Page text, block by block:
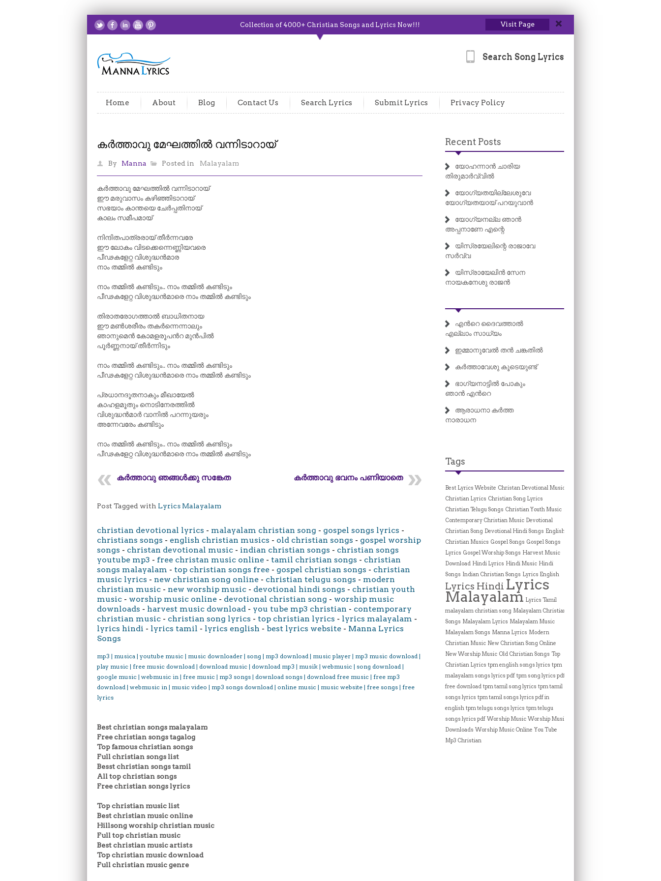
Collection of 4000+ Christian Songs and Lyrics Now!!! Visit Page
Search Song Lyrics
Home About Blog Contact Us Search Lyrics Submit Lyrics Privacy Policy
കർത്താവു മേഘത്തിൽ വന്നിടാറായ്
By Manna Posted in Malayalam
കർത്താവു മേഘത്തിൽ വന്നിടാറായ്
ഈ മരുവാസം കഴിഞ്ഞിടാറായ്
സഭയാം കാന്തയെ ചേർപ്പതിനായ്
കാലം സമീപമായ്
നിന്ദിതപാത്രരായ് തീർന്നവരേ
ഈ ലോകം വിടക്കെന്നെണ്ണിയവരെ
പീഢകളേറ്റ വിശുദ്ധൻമാര
നാം തമ്മിൽ കണ്ടിടും
നാം തമ്മിൽ കണ്ടിടും.. നാം തമ്മിൽ കണ്ടിടും
പീഢകളേറ്റ വിശുദ്ധൻമാരെ നാം തമ്മിൽ കണ്ടിടും
തിരാതരോഗത്താൽ ബാധിതനായ
ഈ മൺശരീരം തകർന്നെന്നാലും
ഞാനുമെൻ കോമളരൂപൻറ മുൻപിൽ
പൂർണ്ണനായ് തീർന്നിടും
നാം തമ്മിൽ കണ്ടിടും.. നാം തമ്മിൽ കണ്ടിടും
പീഢകളേറ്റ വിശുദ്ധൻമാരെ നാം തമ്മിൽ കണ്ടിടും
പ്രധാനദൂതനാകും മീഖായേൽ
കാഹളമൂതും നൊടിനേരത്തിൽ
വിശുദ്ധൻമാർ വാനിൽ പറന്നുയരും
അന്നേവരേം കണ്ടിടും
നാം തമ്മിൽ കണ്ടിടും.. നാം തമ്മിൽ കണ്ടിടും
പീഢകളേറ്റ വിശുദ്ധൻമാരെ നാം തമ്മിൽ കണ്ടിടും
കർത്താവു ഞങ്ങൾക്കു സങ്കേത കർത്താവു ഭവനം പണിയാതെ
Post Tagged with Lyrics Malayalam
christian devotional lyrics - malayalam christian song - gospel songs lyrics -
christians songs - english christian musics - old christian songs - gospel worship
songs - christan devotional music - indian christian songs - christian songs
youtube mp3 - free christan music online - tamil christian songs - christian
songs malayalam - top christian songs free - gospel christian songs - christian
music lyrics - new christian song online - christian telugu songs - modern
christian music - new worship music - devotional hindi songs - christian youth
music - worship music online - devotional christian song - worship music
downloads - harvest music download - you tube mp3 christian - contemporary
christian music - christian song lyrics - top christian lyrics - lyrics malayalam -
lyrics hindi - lyrics tamil - lyrics english - best lyrics website - Manna Lyrics
Songs
mp3 | musica | youtube music | music downloader | song | mp3 download | music player | mp3 music download |
play music | free music download | download music | download mp3 | musik | webmusic | song download |
google music | webmusic in | free music | mp3 songs | download songs | download free music | free mp3
download | webmusic in | music video | mp3 songs download | online music | music website | free songs | free
lyrics
Best christian songs malayalam
Free christian songs tagalog
Top famous christian songs
Full christian songs list
Besst christian songs tamil
All top christian songs
Free christian songs lyrics
Top christian music list
Best christian music online
Hillsong worship christian music
Full top christian music
Best christian music artists
Top christian music download
Full christian music genre
Recent Posts
യോഹന്നാൻ ചാരിയ
തിരുമാർവ്വിൽ
യോഗ്യതയില്ലേശുവേ
യോഗ്യതയായ് പറയുവാൻ
യോഗ്യനല്ല ഞാൻ
അപ്പനാണേ എന്റെ
യിസ്രയേലിന്റെ രാജാവേ
സർവ്വ
യിസ്രായേലിൻ സേന
നായകനേശു രാജൻ
എന്‍റെ ദൈവത്താൽ
എല്ലാം സാധ്യം
ഇമ്മാനുവേൽ തൻ ചങ്കതിൽ
കർത്താവേശു കൂടെയുണ്ട്
ഭാഗ്യനാട്ടിൽ പോകും
ഞാൻ എന്‍റെ
ആരാധനാ കർത്ത
നാരാധന
Tags
Best Lyrics Website Christan Devotional Music
Christian Lyrics Christian Song Lyrics
Christian Telugu Songs Christian Youth Music
Contemporary Christian Music Devotional
Christian Song Devotional Hindi Songs English
Christian Musics Gospel Songs Gospel Songs
Lyrics Gospel Worship Songs Harvest Music
Download Hindi Lyrics Hindi Music Hindi
Songs Indian Christian Songs Lyrics English
Lyrics Hindi Lyrics
Malayalam Lyrics Tamil
malayalam christian song Malayalam Christian
Songs Malayalam Lyrics Malayalam Music
Malayalam Songs Manna Lyrics Modern
Christian Music New Christian Song Online
New Worship Music Old Christian Songs Top
Christian Lyrics tpm english songs lyrics tpm
malayalam songs lyrics pdf tpm song lyrics pdf
free download tpm tamil song lyrics tpm tamil
songs lyrics tpm tamil songs lyrics pdf in
english tpm telugu songs lyrics tpm telugu
songs lyrics pdf Worship Music Worship Music
Downloads Worship Music Online You Tube
Mp3 Christian